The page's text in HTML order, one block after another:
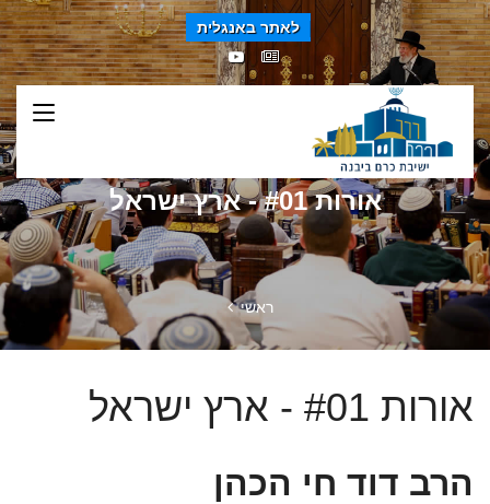
לאתר באנגלית
אורות #01 - ארץ ישראל
ראשי
אורות #01 - ארץ ישראל
הרב דוד חי הכהן